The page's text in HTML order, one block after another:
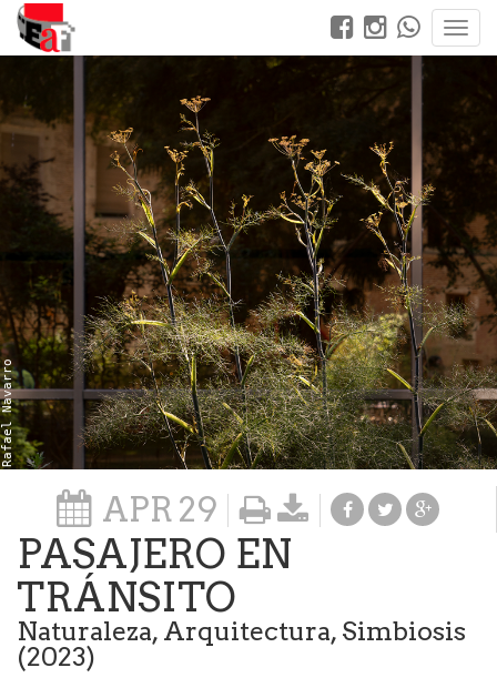
Rafael Navarro
APR29
PASAJERO EN
TRÁNSITO
Naturaleza, Arquitectura, Simbiosis
(2023)